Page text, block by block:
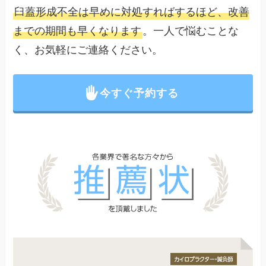
臼蓋形成不全は早めに対処すればするほど、改善
までの期間も早くなります。一人で悩むことな
く、お気軽にご連絡ください。
今すぐ予約する